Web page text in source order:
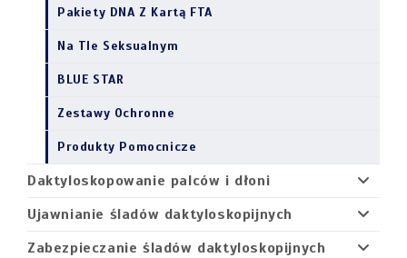
Daktyloskopowanie palców i dłoni
Ujawnianie śladów daktyloskopijnych
Zabezpieczanie śladów daktyloskopijnych
Pakiety DNA Z Kartą FTA
Na Tle Seksualnym
BLUE STAR
Zestawy Ochronne
Produkty Pomocnicze